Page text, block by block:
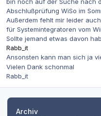
Abschlußprüfung WiSo im
Außerdem fehlt mir leider
für Systemintegratoren vom
Sollte jemand etwas davon
Rabb_it
Ansonsten kann man sich ja
Vielen Dank schonmal
Rabb_it
Archiv